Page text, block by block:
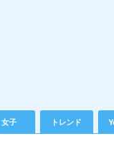
女子 トレンド